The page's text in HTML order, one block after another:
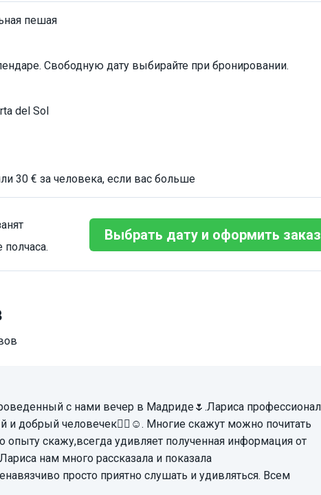
пешая
Свободную дату выбирайте при бронировании.
del Sol
30 € за человека, если вас больше
Выбрать дату и оформить заказ
и добрый человечек☝🏻☺️. Многие скажут можно почитать
скажу,всегда удивляет полученная информация от
нам много рассказала и показала
просто приятно слушать и удивляться. Всем